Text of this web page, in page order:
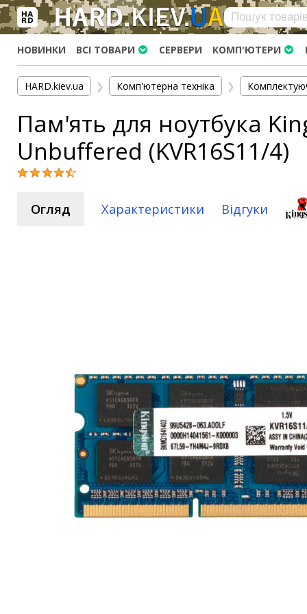
Вхід|Реєстрація×
(097)-938-03-73 Telegram WhatsApp
HARD.KIEV.UA
Послуги
Повернення / Обмін
Комп'ютери
Моноблоки
SATA диски
Блоки живлення
Контролери RAID
Кулери та системи охолодження
Кошики та салазки для жорстких дисків
НОВИНКИ ВСІ ТОВАРИ СЕРВЕРИ КОМП'ЮТЕРИ
HARD.kiev.ua ❯ Комп'ютерна техніка ❯
Пам'ять для ноутбука
Unbuffered (KVR16S11/4)
Огляд Характеристики Відгуки